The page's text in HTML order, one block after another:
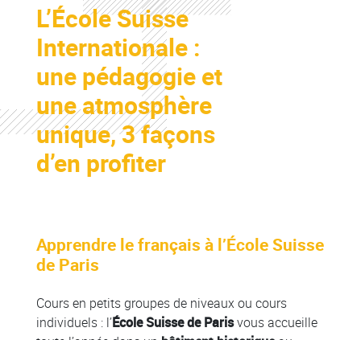
Colonne
L’École Suisse
Internationale :
une pédagogie et
une atmosphère
unique, 3 façons
d’en profiter
Colonne
Apprendre le français à l’École Suisse
de Paris
Cours en petits groupes de niveaux ou cours
individuels : l’École Suisse de Parisvous accueille